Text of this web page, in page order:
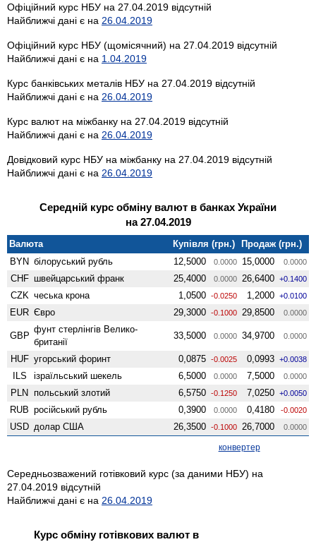
Офіційний курс НБУ на 27.04.2019 відсутній
Найближчі дані є на 26.04.2019
Офіційний курс НБУ (щомісячний) на 27.04.2019 відсутній
Найближчі дані є на 1.04.2019
Курс банківських металів НБУ на 27.04.2019 відсутній
Найближчі дані є на 26.04.2019
Курс валют на міжбанку на 27.04.2019 відсутній
Найближчі дані є на 26.04.2019
Довідковий курс НБУ на міжбанку на 27.04.2019 відсутній
Найближчі дані є на 26.04.2019
Середній курс обміну валют в банках України
на 27.04.2019
Валюта Купівля (грн.)
Продаж (грн.)
BYN білоруський рубль 12,5000 0.0000 15,0000 0.0000
CHF швейцарський франк 25,4000 0.0000 26,6400 +0.1400
CZK чеська крона 1,0500 -0.0250 1,2000 +0.0100
EUR Євро 29,3000 -0.1000 29,8500 0.0000
GBP
фунт стерлінгів Велико­
британії
33,5000 0.0000 34,9700 0.0000
HUF угорський форинт 0,0875 -0.0025 0,0993 +0.0038
ILS ізраїльський шекель 6,5000 0.0000 7,5000 0.0000
PLN польський злотий 6,5750 -0.1250 7,0250 +0.0050
RUB російський рубль 0,3900 0.0000 0,4180 -0.0020
USD долар США 26,3500 -0.1000 26,7000 0.0000
конвертер
Середньозважений готівковий курс (за даними НБУ) на
27.04.2019 відсутній
Найближчі дані є на 26.04.2019
Курс обміну готівкових валют в